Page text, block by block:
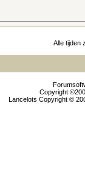
Alle tijden
Copyright
Lancelots Copyright ©